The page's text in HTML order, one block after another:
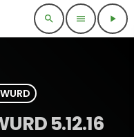
search menu play_arrow
5.12.16